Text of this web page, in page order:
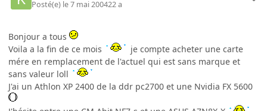
Posté(e) le 7 mai 200422 a
Bonjour a tous
Voila a la fin de ce mois
je compte acheter une carte
mére en remplacement de l'actuel qui est sans marque et
sans valeur loll
J'ai un Athlon XP 2400 de la ddr pc2700 et une Nvidia FX 5600